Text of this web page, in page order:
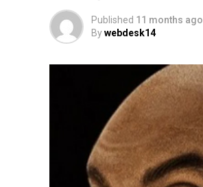
Published 11 months ago
Bywebdesk14